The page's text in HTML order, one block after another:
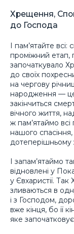
Хрещення,
до Господа
І пам’ятайте
проміжний
започаткувало
до своїх
на чергову
народження —
закінчиться
вічного життя,
ж пам’ятаймо
нашого
дотеперішньому
І запам’ятаймо
відновлені у
у Євхаристії.
зливаються в
і з Господом,
вже кінця, бо її
яке